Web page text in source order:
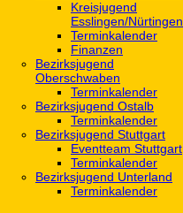
Kreisjugend
‎Esslingen/Nürtingen
Terminkalender
Finanzen
Bezirksjugend
Oberschwaben
Terminkalender
Bezirksjugend Ostalb
Terminkalender
Bezirksjugend Stuttgart
‎Eventteam Stuttgart
Terminkalender
Bezirksjugend Unterland
Terminkalender